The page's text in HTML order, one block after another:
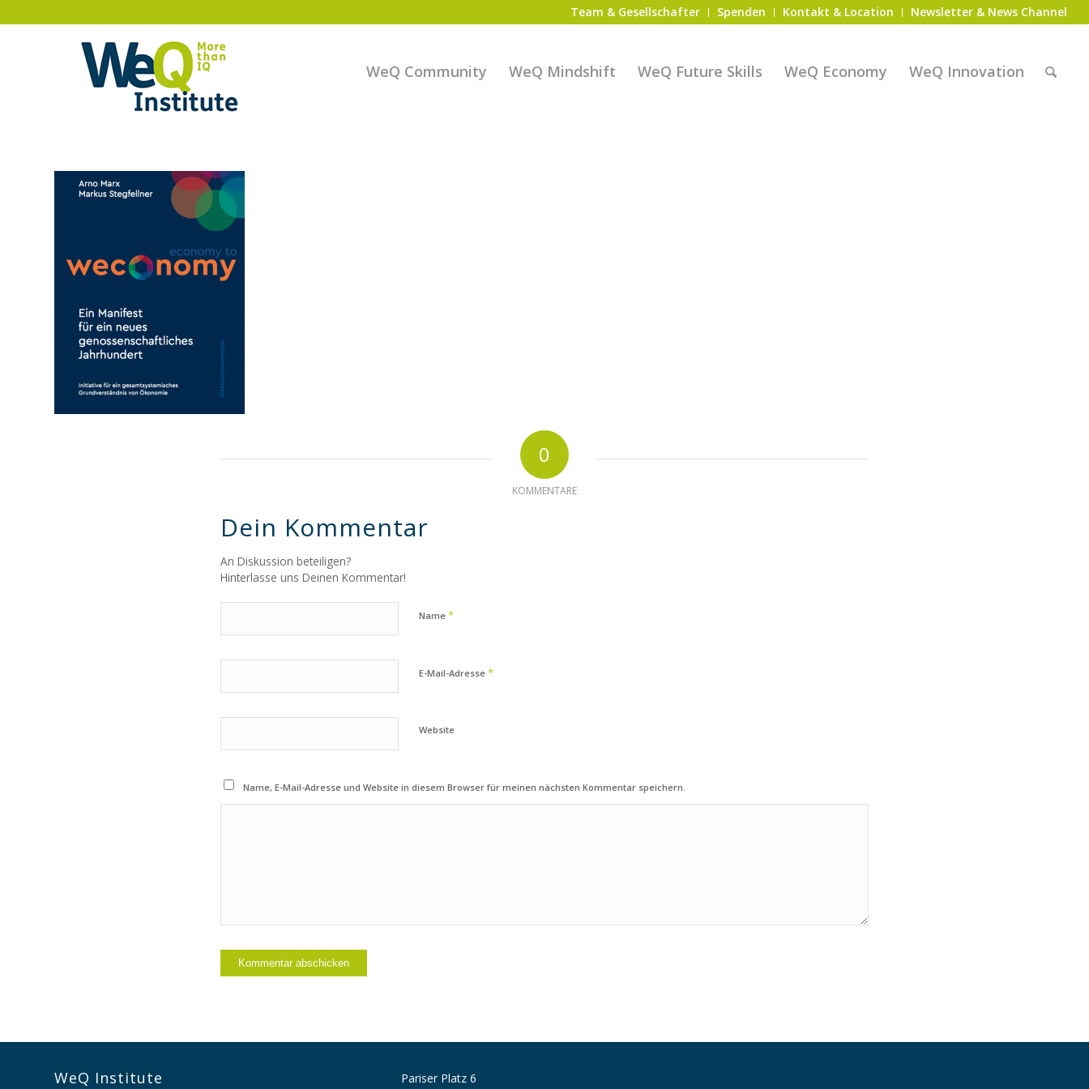
Team & Gesellschafter Spenden Kontakt & Location Newsletter & News Channel
WeQ Community WeQ Mindshift WeQ Future Skills WeQ Economy WeQ Innovation
0
KOMMENTARE
Dein Kommentar
An Diskussion beteiligen?
Hinterlasse uns Deinen Kommentar!
Name *
E-Mail-Adresse *
Website
Name, E-Mail-Adresse und Website in diesem Browser für meinen nächsten Kommentar speichern.
WeQ Institute Pariser Platz 6